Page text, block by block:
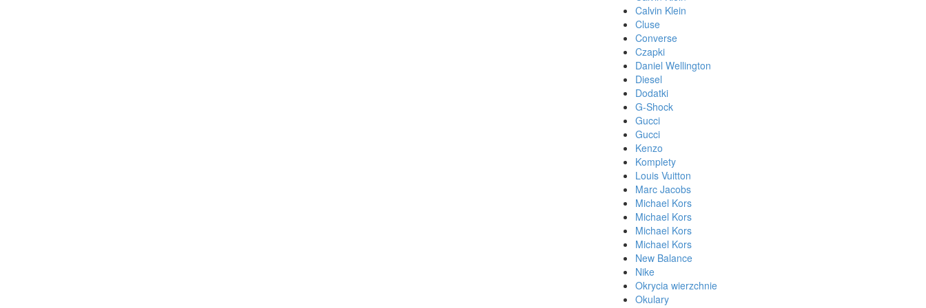
Calvin Klein
Cluse
Converse
Czapki
Daniel Wellington
Diesel
Dodatki
G-Shock
Gucci
Gucci
Kenzo
Komplety
Louis Vuitton
Marc Jacobs
Michael Kors
Michael Kors
Michael Kors
Michael Kors
New Balance
Nike
Okrycia wierzchnie
Okulary